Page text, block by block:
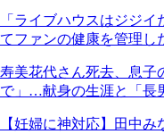
「ライブハウスはジジ
てファンの健康を管理し
寿美花代さん死去、息子
で」…献身の生涯と「長
【妊婦に神対応】田中